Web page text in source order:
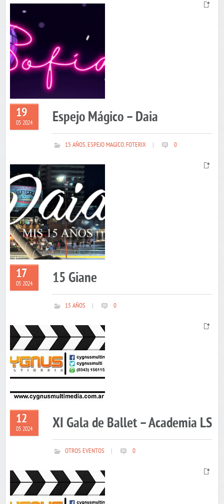
19
05 2024 Espejo Mágico – Daia
15 AÑOS,ESPEJO MAGICO,FOTERIX 0
17
05 2024 15 Giane
15 AÑOS 0
12
05 2024 XI Gala de Ballet – Academia LS
OTROS EVENTOS 0